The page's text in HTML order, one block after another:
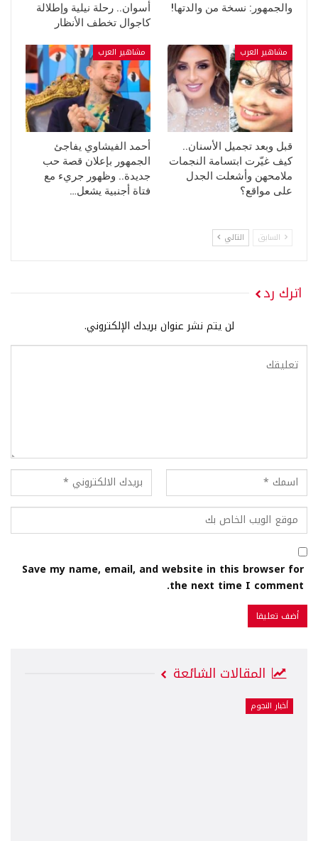
والجمهور: نسخة من والدتها!
أسوان.. رحلة نيلية وإطلالة
كاجوال تخطف الأنظار
مشاهير العرب
قبل وبعد تجميل الأسنان..
كيف غيّرت ابتسامة النجمات
ملامحهن وأشعلت الجدل
على مواقع؟
مشاهير العرب
أحمد الفيشاوي يفاجئ
الجمهور بإعلان قصة حب
جديدة.. وظهور جريء مع
فتاة أجنبية يشعل…
السابق التالي
اترك رد
لن يتم نشر عنوان بريدك الإلكتروني.
Save my name, email, and website in this browser for
the next time I comment.
المقالات الشائعة
أخبار النجوم